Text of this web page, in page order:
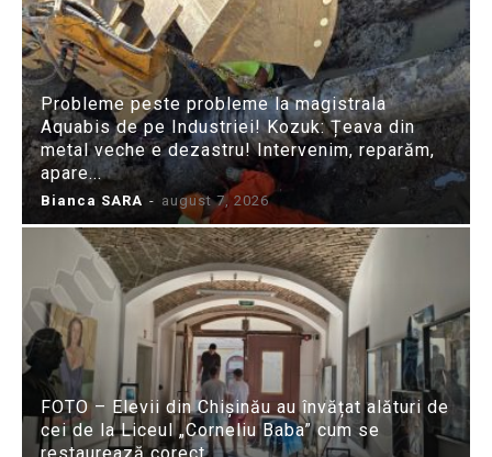
Probleme peste probleme la magistrala
Aquabis de pe Industriei! Kozuk: Țeava din
metal veche e dezastru! Intervenim, reparăm,
apare...
Bianca SARA - august 7, 2026
FOTO – Elevii din Chișinău au învățat alături de
cei de la Liceul „Corneliu Baba” cum se